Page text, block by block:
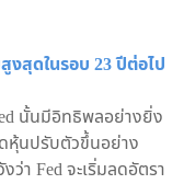
งสุดในรอบ 23 ปีต่อไป
นั้นมีอิทธิพลอย่างยิ่ง
หุ้นปรับตัวขึ้นอย่าง
า Fed จะเริ่มลดอัตรา